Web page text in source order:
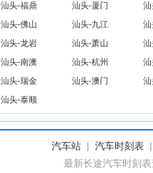
汕头-福鼎 汕头-厦门
汕头-佛山 汕头-九江
汕头-龙岩 汕头-萧山
汕头-南澳 汕头-杭州
汕头-瑞金 汕头-澳门
汕头-泰顺
汽车站 | 汽车时刻表
最新长途汽车时刻